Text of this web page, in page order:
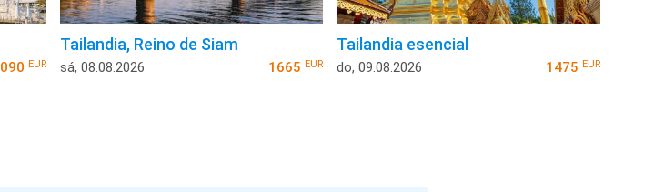
EUR
Tailandia, Reino de Siam
sá, 08.08.2026 1665EUR
Tailandia esencial
do, 09.08.2026 1475 EUR